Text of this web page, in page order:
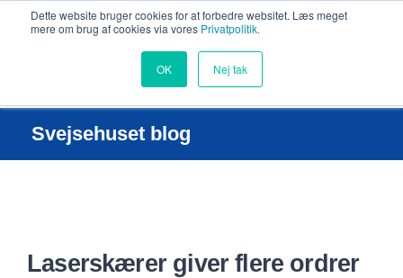
Dette website bruger cookies for at forbedre websitet. Læs meget
mere om brug af cookies via vores Privatpolitik.
OK Nej tak
Svejsehuset blog
Laserskærer giver flere ordrer